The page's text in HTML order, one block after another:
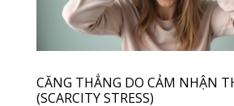
CĂNG THẲNG DO CẢM NHẬN
(SCARCITY STRESS)